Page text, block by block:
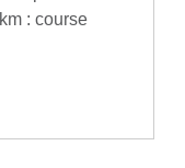
: course